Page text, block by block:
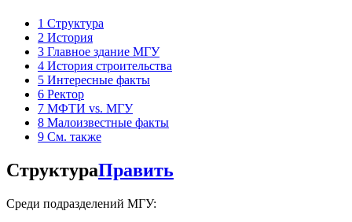
1 Структура
2 История
3 Главное здание МГУ
4 История строительства
5 Интересные факты
6 Ректор
7 МФТИ vs. МГУ
8 Малоизвестные факты
9 См. также
СтруктураПравить
Среди подразделений МГУ: